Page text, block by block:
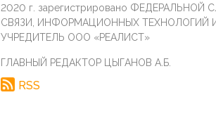
2020 г. зарегистрировано
СВЯЗИ, ИНФОРМАЦИОННЫХ
УЧРЕДИТЕЛЬ ООО «РЕАЛИСТ»
ГЛАВНЫЙ РЕДАКТОР ЦЫГАНОВ А.Б.
RSS